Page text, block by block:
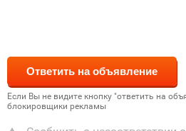
Если Вы не видите кнопку "ответить на
блокировщики рекламы